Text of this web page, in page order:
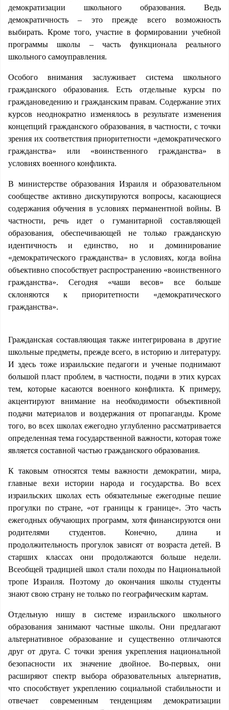
демократизации школьного образования. Ведь
демократичность – это прежде всего возможность
выбирать. Кроме того, участие в формировании учебной
программы школы – часть функционала реального
школьного самоуправления.
Особого внимания заслуживает система школьного
гражданского образования. Есть отдельные курсы по
граждановедению и гражданским правам. Содержание этих
курсов неоднократно изменялось в результате изменения
концепций гражданского образования, в частности, с точки
зрения их соответствия приоритетности «демократического
гражданства» или «воинственного гражданства» в
условиях военного конфликта.
В министерстве образования Израиля и образовательном
сообществе активно дискутируются вопросы, касающиеся
содержания обучения в условиях перманентной войны. В
частности, речь идет о гуманитарной составляющей
образования, обеспечивающей не только гражданскую
идентичность и единство, но и доминирование
«демократического гражданства» в условиях, когда война
объективно способствует распространению «воинственного
гражданства». Сегодня «чаши весов» все больше
склоняются к приоритетности «демократического
гражданства».
Гражданская составляющая также интегрирована в другие
школьные предметы, прежде всего, в историю и литературу.
И здесь тоже израильские педагоги и ученые поднимают
большой пласт проблем, в частности, подачи в этих курсах
тем, которые касаются военного конфликта. К примеру,
акцентируют внимание на необходимости объективной
подачи материалов и воздержания от пропаганды. Кроме
того, во всех школах ежегодно углубленно рассматривается
определенная тема государственной важности, которая тоже
является составной частью гражданского образования.
К таковым относятся темы важности демократии, мира,
главные вехи истории народа и государства. Во всех
израильских школах есть обязательные ежегодные пешие
прогулки по стране, «от границы к границе». Это часть
ежегодных обучающих программ, хотя финансируются они
родителями студентов. Конечно, длина и
продолжительность прогулок зависят от возраста детей. В
старших классах они продолжаются больше недели.
Всеобщей традицией школ стали походы по Национальной
тропе Израиля. Поэтому до окончания школы студенты
знают свою страну не только по географическим картам.
Отдельную нишу в системе израильского школьного
образования занимают частные школы. Они предлагают
альтернативное образование и существенно отличаются
друг от друга. С точки зрения укрепления национальной
безопасности их значение двойное. Во-первых, они
расширяют спектр выбора образовательных альтернатив,
что способствует укреплению социальной стабильности и
отвечает современным тенденциям демократизации